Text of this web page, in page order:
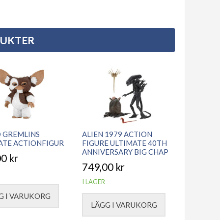
ACTIONFIGUR
kr
I VARUKORG
ALIEN 1979 ACTION
FIGURE ULTIMATE 40TH
ANNIVERSARY BIG CHAP
749,00 kr
I LAGER
LÄGG I VARUKORG